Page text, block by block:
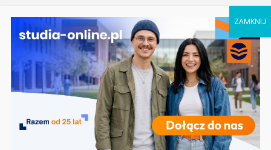
Ostatnie
wpisy:
Prawo w Łomży
Pedagogika przedszkolna i wczesnoszkolna w
Skierniewicach
Kosmetologia w Opolu
Logistyka – studia inżynierskie na Uniwersytecie
Szczecińskim
Elektroniczne przetwarzanie informacji w
Krakowie